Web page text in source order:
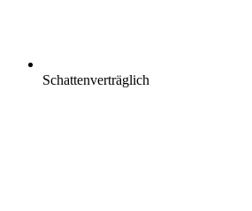
Schattenverträglich